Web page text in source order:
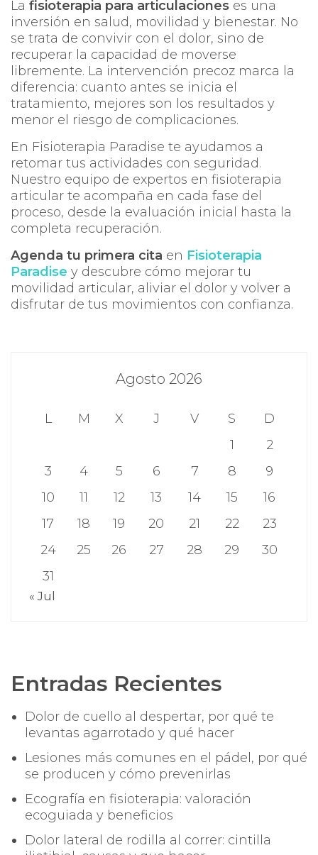
La fisioterapia para articulaciones es una
inversión en salud, movilidad y bienestar. No
se trata de convivir con el dolor, sino de
recuperar la capacidad de moverse
libremente. La intervención precoz marca la
diferencia: cuanto antes se inicia el
tratamiento, mejores son los resultados y
menor el riesgo de complicaciones.
En Fisioterapia Paradise te ayudamos a
retomar tus actividades con seguridad.
Nuestro equipo de expertos en fisioterapia
articular te acompaña en cada fase del
proceso, desde la evaluación inicial hasta la
completa recuperación.
Agenda tu primera cita en Fisioterapia
Paradise y descubre cómo mejorar tu
movilidad articular, aliviar el dolor y volver a
disfrutar de tus movimientos con confianza.
Agosto 2026
L M X J V S
D
1
2
3
4 5 6 7 8
9
10
11 12 13 14 15
16
17
18 19 20 21 22
23
24
25 26 27 28 29
30
31
« Jul
Entradas Recientes
Dolor de cuello al despertar, por qué te
levantas agarrotado y qué hacer
Lesiones más comunes en el pádel, por qué
se producen y cómo prevenirlas
Ecografía en fisioterapia: valoración
ecoguiada y beneficios
Dolor lateral de rodilla al correr: cintilla